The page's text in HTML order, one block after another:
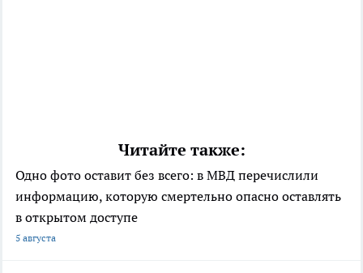
Читайте также:
Одно фото оставит без всего: в МВД перечислили
информацию, которую смертельно опасно оставлять
в открытом доступе
5 августа